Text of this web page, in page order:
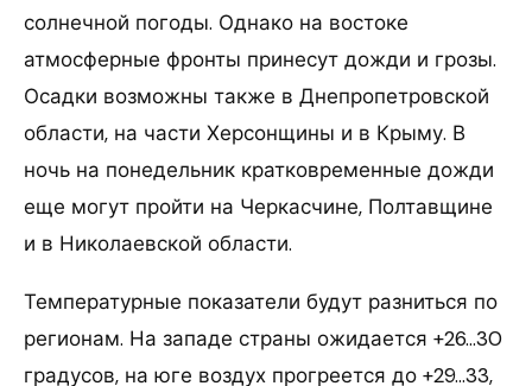
солнечной погоды. Однако на востоке
атмосферные фронты принесут дожди и грозы.
Осадки возможны также в Днепропетровской
области, на части Херсонщины и в Крыму. В
ночь на понедельник кратковременные дожди
еще могут пройти на Черкасчине, Полтавщине
и в Николаевской области.
Температурные показатели будут разниться по
регионам. На западе страны ожидается +26…30
градусов, на юге воздух прогреется до +29…33,